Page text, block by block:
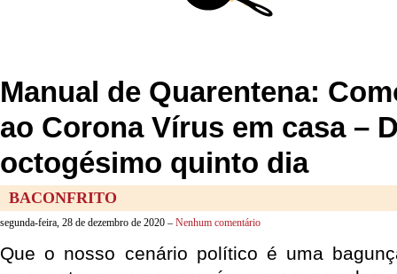
Manual de Quarentena:
ao Corona Vírus em casa –
octogésimo quinto dia
BACONFRITO
segunda-feira, 28 de dezembro de 2020 – Nenhum comentário
Que o nosso cenário político é uma